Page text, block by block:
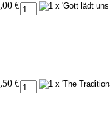
€
€